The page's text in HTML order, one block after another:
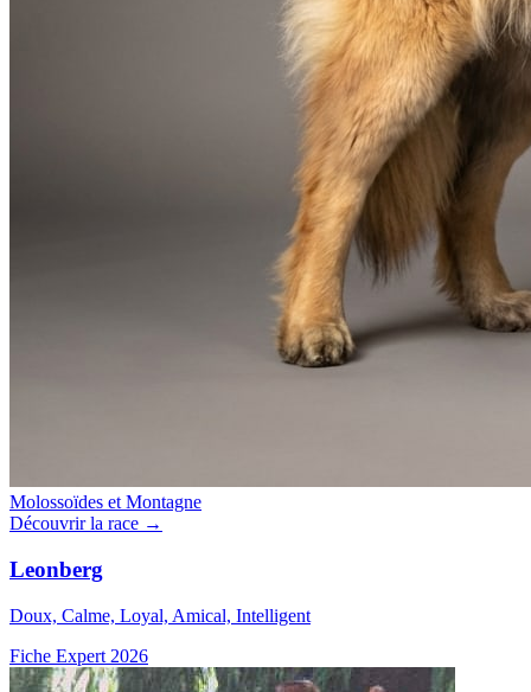
Molossoïdes et Montagne
Découvrir la race →
Leonberg
Doux, Calme, Loyal, Amical, Intelligent
Fiche Expert 2026